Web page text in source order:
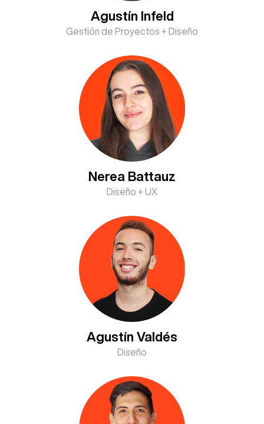
Agustín Infeld
Gestión de Proyectos + Diseño
Nerea Battauz
Diseño + UX
Agustín Valdés
Diseño